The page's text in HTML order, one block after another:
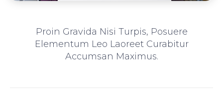
Proin Gravida Nisi Turpis, Posuere
Elementum Leo Laoreet Curabitur
Accumsan Maximus.